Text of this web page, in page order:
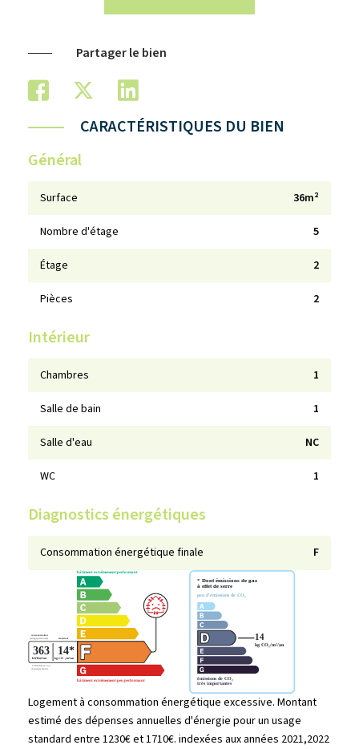
Partager le bien
CARACTÉRISTIQUES DU BIEN
Général
Surface 36m²
Nombre d'étage 5
Étage 2
Pièces 2
Intérieur
Chambres 1
Salle de bain 1
Salle d'eau NC
WC 1
Diagnostics énergétiques
Consommation énergétique finale F
Logement à consommation énergétique excessive. Montant
estimé des dépenses annuelles d'énergie pour un usage
standard entre 1230€ et 1710€. indexées aux années 2021,2022